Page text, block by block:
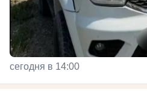
сегодня в 14:00